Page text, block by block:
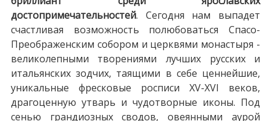
достопримечательностей. Сегодня нам выпадет
счастливая возможность полюбоваться Спасо-
Преображенским собором и церквями монастыря -
великолепными творениями лучших русских и
итальянских зодчих, таящими в себе ценнейшие,
уникальные фресковые росписи XV-XVI веков,
драгоценную утварь и чудотворные иконы. Под
сенью грандиозных сводов, овеянными аурой